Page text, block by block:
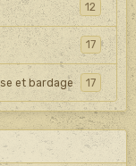
12
17
et bardage 17